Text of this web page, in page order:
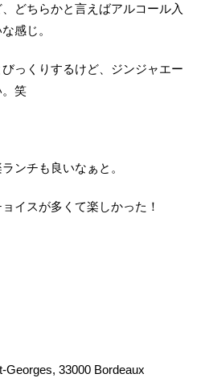
どちらかと言えばアルコール入
感じ。
っくりするけど、ジンジャエー
。笑
ンチも良いなぁと。
イスが多くて楽しかった！
Georges, 33000 Bordeaux